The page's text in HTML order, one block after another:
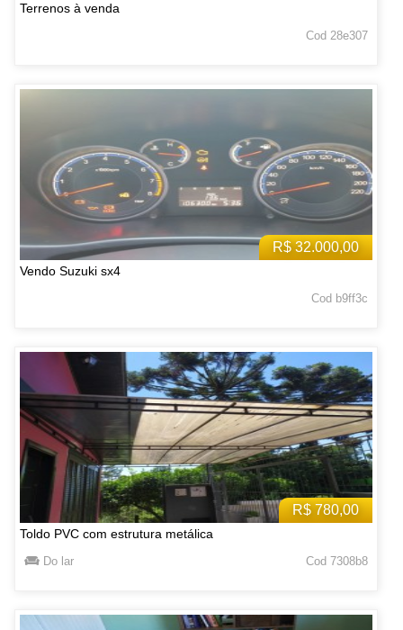
Terrenos à venda
Cod 28e307
R$ 32.000,00
Vendo Suzuki sx4
Cod b9ff3c
R$ 780,00
Toldo PVC com estrutura metálica
Do lar Cod 7308b8